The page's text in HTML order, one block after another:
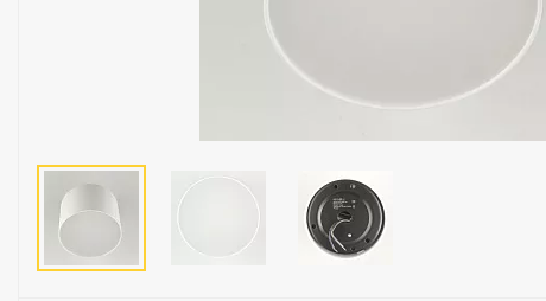
Электротовары
Лампы
Декор и прочее